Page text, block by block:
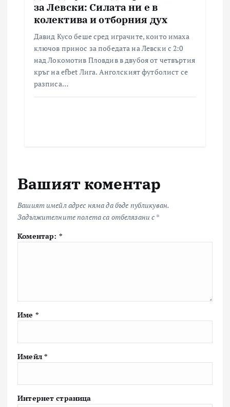
за Левски: Силата ни е в
колектива и отборния дух
Давид Кусо беше сред играчите, които имаха
ключов принос за победата на Левски с 2:0
над Локомотив Пловдив в двубоя от четвъртия
кръг на efbet Лига. Анголският футболист се
разписа…
Вашият коментар
Вашият имейл адрес няма да бъде публикуван.
Задължителните полета са отбелязани с *
Коментар: *
Име *
Имейл *
Интернет страница